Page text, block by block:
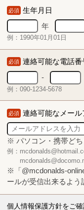
必須 生年月日
年
例：1990年01月01日
必須 連絡可能な電話番
-
例：090-1234-5678
必須 連絡可能なメール
※ パソコン・携帯ど
例：
※「@mcdonalds-
ールが受信出来るよう
個人情報保護方針をご